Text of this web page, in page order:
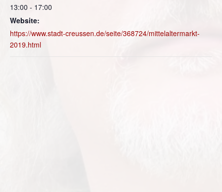
13:00 - 17:00
Website:
https://www.stadt-creussen.de/seite/368724/mittelaltermarkt-
2019.html